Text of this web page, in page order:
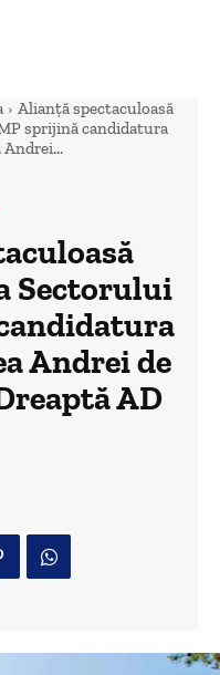
Alianță spectaculoasă
sprijină candidatura
Sectorului
Andrei de
AD